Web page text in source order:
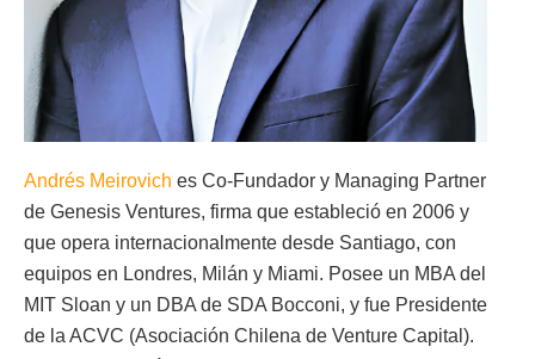
Andrés Meirovich es Co-Fundador y Managing Partner
de Genesis Ventures, firma que estableció en 2006 y
que opera internacionalmente desde Santiago, con
equipos en Londres, Milán y Miami. Posee un MBA del
MIT Sloan y un DBA de SDA Bocconi, y fue Presidente
de la ACVC (Asociación Chilena de Venture Capital).